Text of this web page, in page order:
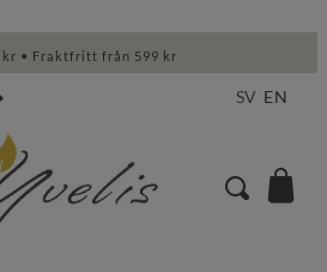
kr • Fraktfritt från 599 kr
SV EN